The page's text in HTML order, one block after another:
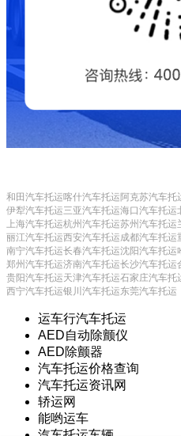
和田汽车托运喀什汽车托运阿克苏汽车托
伊犁汽车托运三亚汽车托运海口汽车托运
上海汽车托运杭州汽车托运苏州汽车托运
丽江汽车托运西安汽车托运成都汽车托运
南宁汽车托运长春汽车托运沈阳汽车托运
郑州汽车托运济南汽车托运长沙汽车托运
贵阳汽车托运天津汽车托运石家庄汽车托
西宁汽车托运银川汽车托运东莞汽车托运
运车行汽车托运
AED自动除颤仪
AED除颤器
汽车托运价格查询
汽车托运资讯网
轿运网
能哟运车